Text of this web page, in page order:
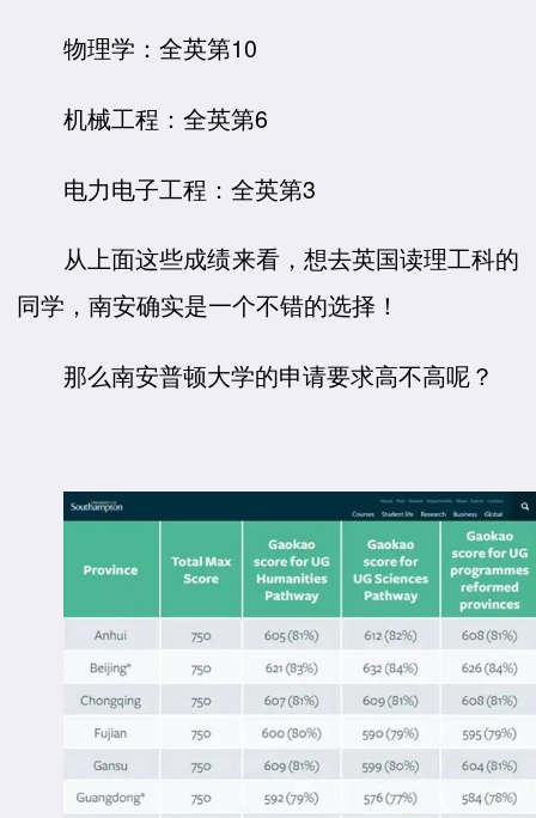
物理学：全英第10
机械工程：全英第6
电力电子工程：全英第3
从上面这些成绩来看，想去英国读理工科的
同学，南安确实是一个不错的选择！
那么南安普顿大学的申请要求高不高呢？